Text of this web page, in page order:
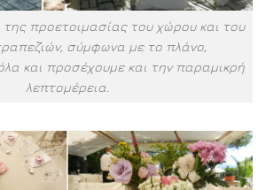
της προετοιμασίας του χώρου και του
σύμφωνα με το πλάνο,
και προσέχουμε και την παραμικρή
λεπτομέρεια.